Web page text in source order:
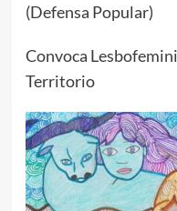
(Defensa Popular)
Convoca
Territorio